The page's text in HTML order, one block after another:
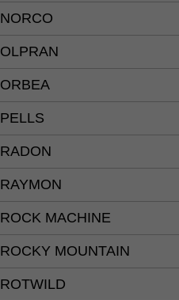
NORCO
OLPRAN
ORBEA
PELLS
RADON
RAYMON
ROCK MACHINE
ROCKY MOUNTAIN
ROTWILD